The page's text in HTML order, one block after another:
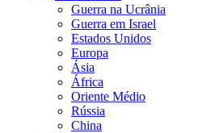
Guerra na Ucrânia
Guerra em Israel
Estados Unidos
Europa
Ásia
África
Oriente Médio
Rússia
China